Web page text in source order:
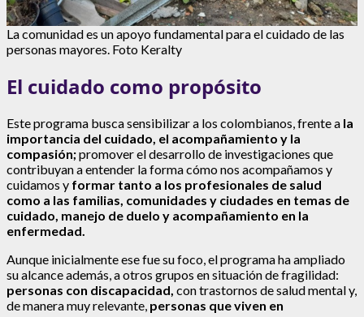
La comunidad es un apoyo fundamental para el cuidado de las
personas mayores. Foto Keralty
El cuidado como propósito
Este programa busca sensibilizar a los colombianos, frente a la
importancia del cuidado, el acompañamiento y la
compasión;promover el desarrollo de investigaciones que
contribuyan a entender la forma cómo nos acompañamos y
cuidamos y formar tanto a los profesionales de salud
como a las familias, comunidades y ciudades en temas de
cuidado, manejo de duelo y acompañamiento en la
enfermedad.
Aunque inicialmente ese fue su foco, el programa ha ampliado
su alcance además, a otros grupos en situación de fragilidad:
personas con discapacidad, con trastornos de salud mental y,
de manera muy relevante, personas que viven en